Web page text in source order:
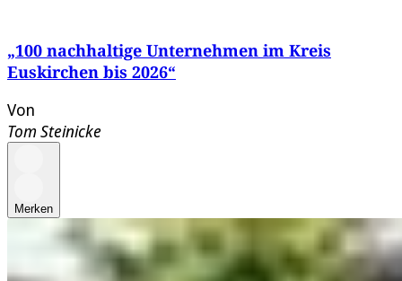
„100 nachhaltige Unternehmen im Kreis
Euskirchen bis 2026“
Von
Tom Steinicke
Merken